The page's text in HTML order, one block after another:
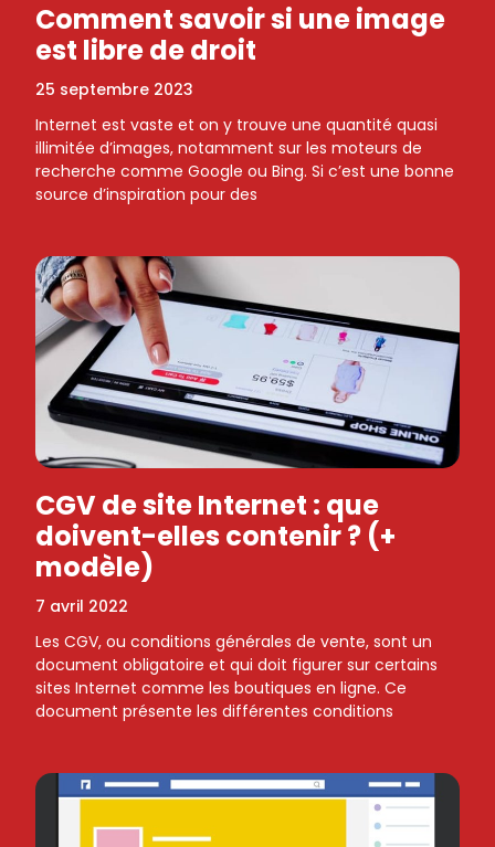
Comment savoir si une image
est libre de droit
25 septembre 2023
Internet est vaste et on y trouve une quantité quasi
illimitée d’images, notamment sur les moteurs de
recherche comme Google ou Bing. Si c’est une bonne
source d’inspiration pour des
CGV de site Internet : que
doivent-elles contenir ? (+
modèle)
7 avril 2022
Les CGV, ou conditions générales de vente, sont un
document obligatoire et qui doit figurer sur certains
sites Internet comme les boutiques en ligne. Ce
document présente les différentes conditions